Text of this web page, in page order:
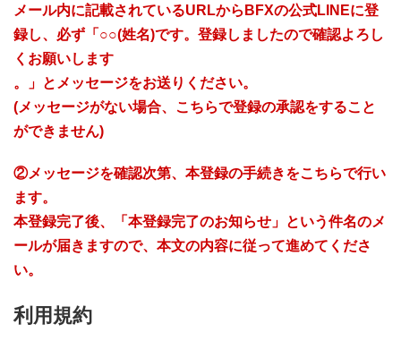
i
v
e
メール内に記載されているURLからBFXの公式LINEに登
録し、必ず「○○(姓名)です。登録しましたので確認よろし
くお願いします
。」とメッセージをお送りください。
(メッセージがない場合、こちらで登録の承認をすること
ができません)
②メッセージを確認次第、本登録の手続きをこちらで行い
ます。
本登録完了後、「本登録完了のお知らせ」という件名のメ
ールが届きますので、本文の内容に従って進めてくださ
い。
利用規約